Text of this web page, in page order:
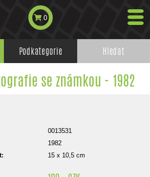
0
Podkategorie Hledat
se známkou - 1982
0013531
1982
15 x 10,5 cm